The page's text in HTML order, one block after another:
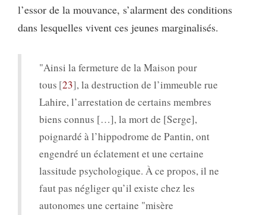
l’essor de la mouvance, s’alarment des conditions
dans lesquelles vivent ces jeunes marginalisés.
"Ainsi la fermeture de la Maison pour
tous 23 , la destruction de l’immeuble rue
Lahire, l’arrestation de certains membres
biens connus […], la mort de [Serge],
poignardé à l’hippodrome de Pantin, ont
engendré un éclatement et une certaine
lassitude psychologique. À ce propos, il ne
faut pas négliger qu’il existe chez les
autonomes une certaine "misère